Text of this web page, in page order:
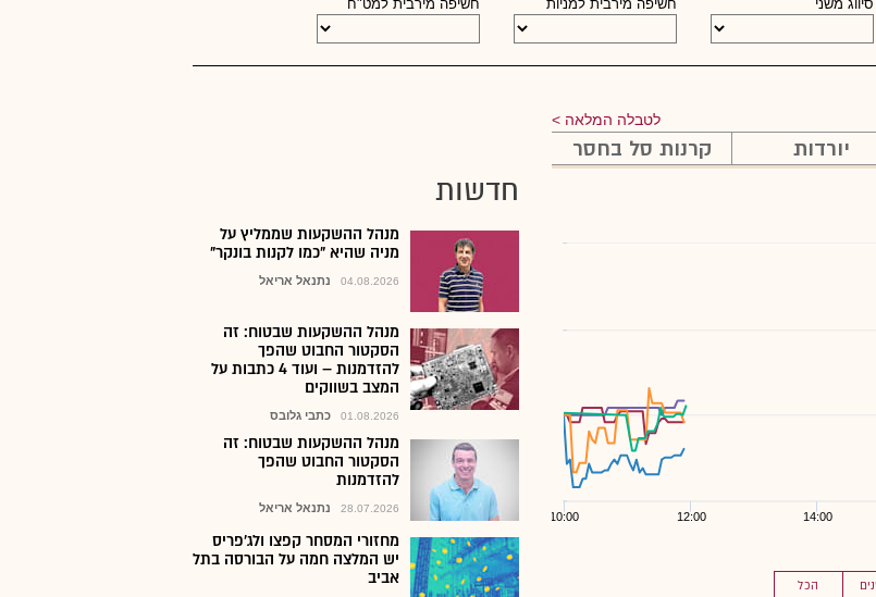
סיווג משני חשיפה מירבית למניות חשיפה מירבית למט"ח
לטבלה המלאה
יורדות קרנות סל בחסר
10:00 12:00 14:00
הכל
חדשות
מנהל ההשקעות שממליץ על
מניה שהיא "כמו לקנות בונקר"
04.08.2026 נתנאל אריאל
מנהל ההשקעות שבטוח: זה
הסקטור החבוט שהפך
להזדמנות – ועוד 4 כתבות על
המצב בשווקים
01.08.2026 כתבי גלובס
מנהל ההשקעות שבטוח: זה
הסקטור החבוט שהפך
להזדמנות
28.07.2026 נתנאל אריאל
מחזורי המסחר קפצו ולג'פריס
יש המלצה חמה על הבורסה בתל
אביב